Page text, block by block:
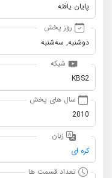
پایان یافته
روز پخش
دو‌شنبه, سه‌شنبه
شبکه
KBS2
سال های پخش
2010
زبان
کره ای
تعداد قسمت ها